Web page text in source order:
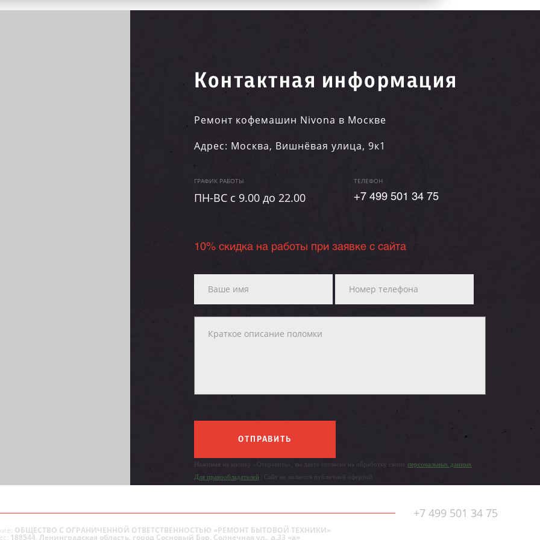
Контактная информация
Ремонт кофемашин Nivona в Москве
Адрес: Москва, Вишнёвая улица, 9к1
ГРАФИК РАБОТЫ
ПН-ВC c 9.00 до 22.00
ТЕЛЕФОН
+7 499 501 34 75
10% скидка на работы при заявке с сайта
ОТПРАВИТЬ
Нажимая на кнопку «Отправить», вы даете согласие на обработку своих персональных данных
Для правообладателей | Сайт не является публичной офертой.
+7 499 501 34 75
ОБЩЕСТВО С ОГРАНИЧЕННОЙ ОТВЕТСТВЕННОСТЬЮ «РЕМОНТ БЫТОВОЙ ТЕХНИКИ»
188544, Ленинградская область, город Сосновый Бор, Солнечная ул., д.33 «а»